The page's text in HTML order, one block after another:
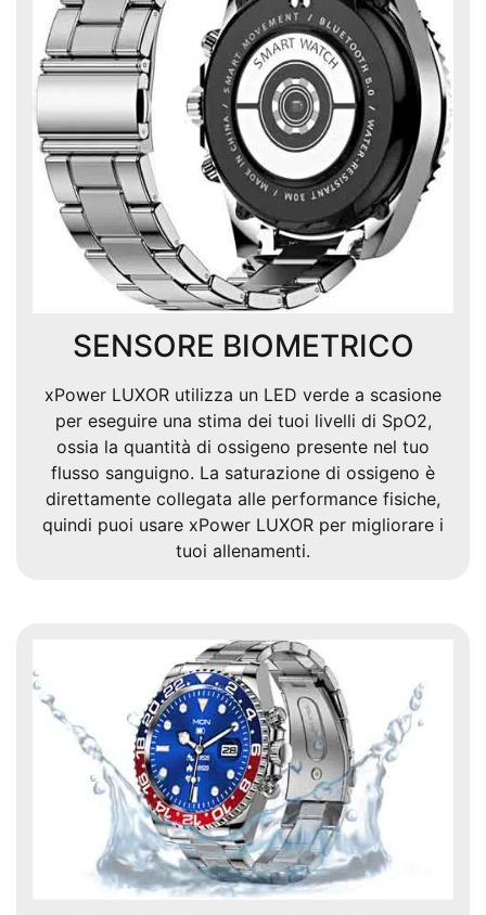
SENSORE BIOMETRICO
xPower LUXOR utilizza un LED verde a scasione
per eseguire una stima dei tuoi livelli di SpO2,
ossia la quantità di ossigeno presente nel tuo
flusso sanguigno. La saturazione di ossigeno è
direttamente collegata alle performance fisiche,
quindi puoi usare xPower LUXOR per migliorare i
tuoi allenamenti.